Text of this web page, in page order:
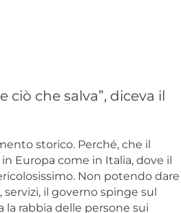
ciò che salva”, diceva il
storico. Perché, che il
Europa come in Italia, dove il
Non potendo dare
il governo spinge sul
la rabbia delle persone sui